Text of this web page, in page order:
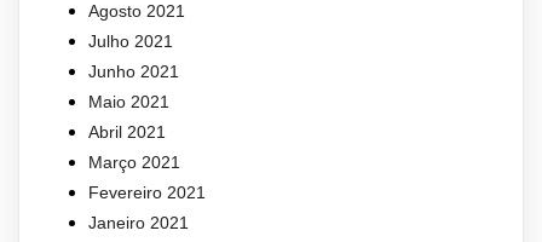
Agosto 2021
Julho 2021
Junho 2021
Maio 2021
Abril 2021
Março 2021
Fevereiro 2021
Janeiro 2021